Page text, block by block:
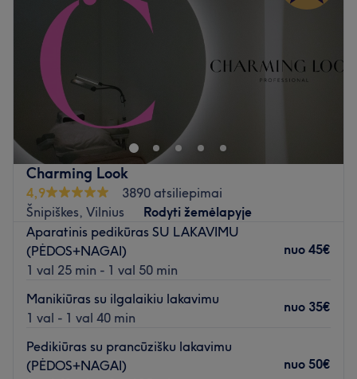
Penktadienis
20:00
Šeštadienis
Sekmadienis
Skirkite šiek tiek laiko sau ir pasirūpinkite savo grožiu
kabinnete Luxury Glow by Simona, kuri yra įsikūrusi
Vilniuje.
Artimiausias viešasis transportas:
Saloną yra lengva pasiekti autobusais: 3G, 3G-A, 4G,
30, 43, 46, 53, 63, 89 bei troleibusais: 9, 19 (Europos
aikštė st.).
Komanda:
Meistrė yra savo darbo profesionalė, kuri užtikrins
dėmesingumą, kokybę ir nepriekaištingą aptarnavimą.
Atmosfera:rami ir profesionali.
Specializacija:makiažas, blakstienų, plaukų, manikiūro,
Charming Look
4,9
3890 atsiliepimai
Šnipiškes, Vilnius
Rodyti žemėlapyje
Aparatinis pedikūras SU LAKAVIMU
(PĖDOS+NAGAI)
1 val 25 min - 1 val 50 min
nuo 45€
Manikiūras su ilgalaikiu lakavimu
1 val - 1 val 40 min
nuo 35€
Pedikiūras su prancūzišku lakavimu
(PĖDOS+NAGAI)
nuo 50€